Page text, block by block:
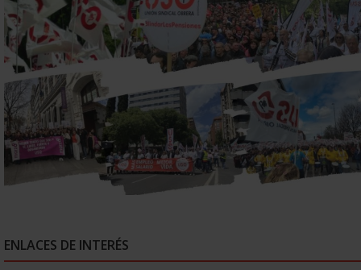
ENLACES DE INTERÉS